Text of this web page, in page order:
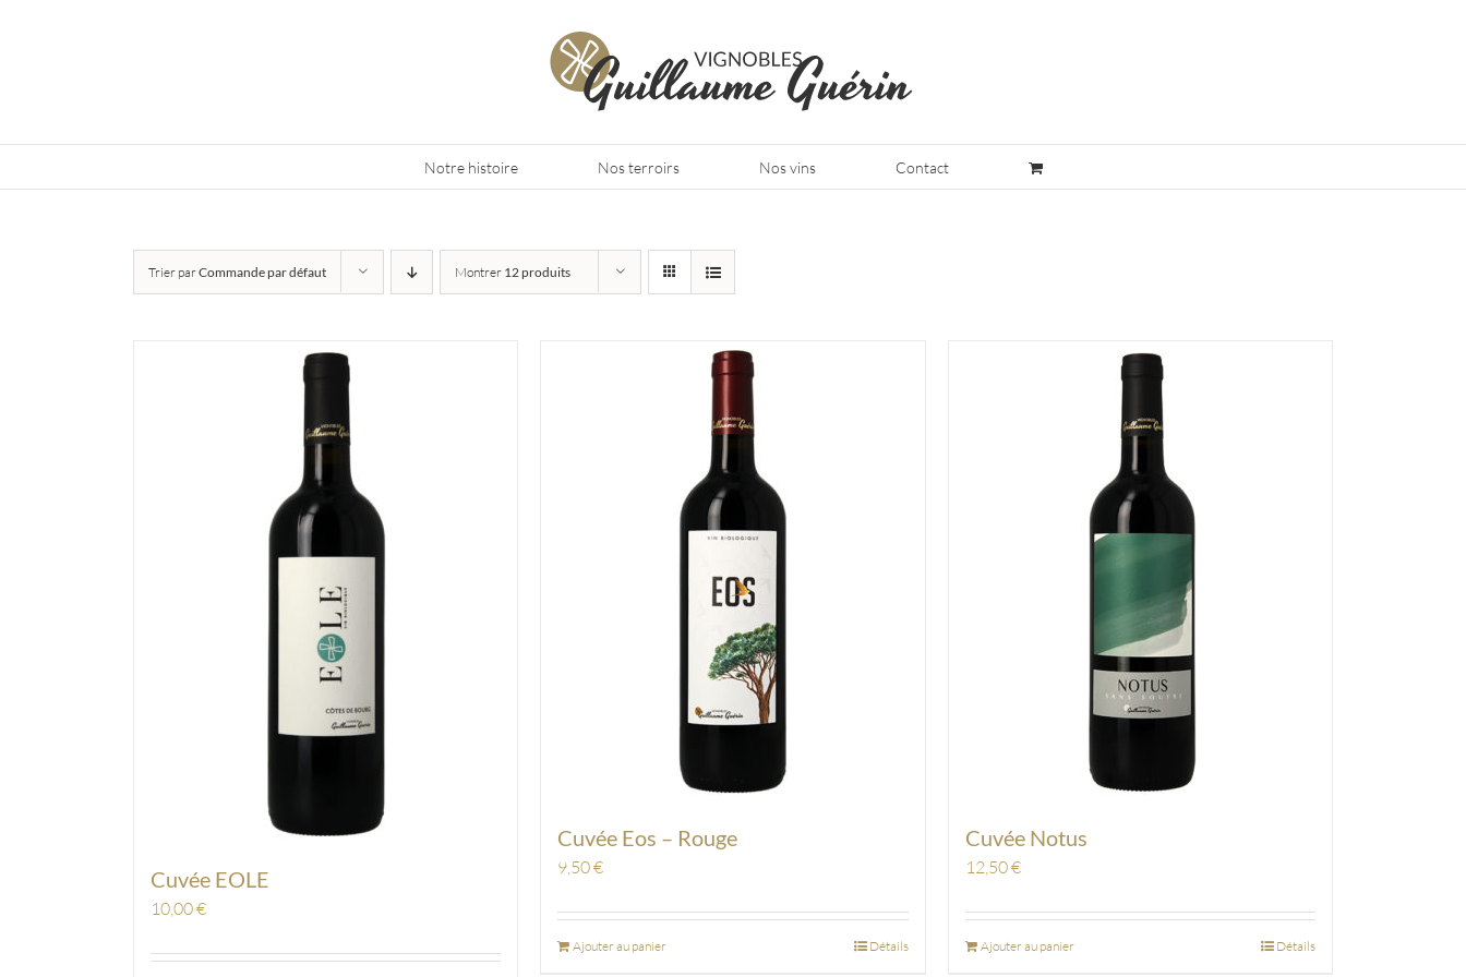
Notre histoire Nos terroirs Nos vins Contact
Trier parCommande par défaut Montrer 12 produits
Cuvée EOLE
10,00€
Cuvée Eos – Rouge
9,50€
Ajouter au panier Détails
Cuvée Notus
12,50€
Ajouter au panier Détails